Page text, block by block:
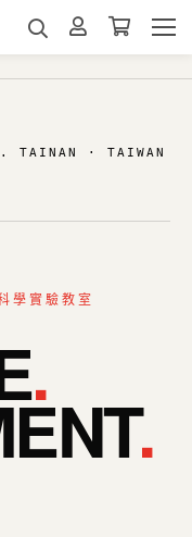
TAINAN · TAIWAN
學實驗教室
.
.